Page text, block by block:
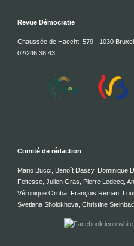
Revue Démocratie
Chaussée de Haecht, 579 - 1030
02/246.38.43
Comité de rédaction
Mario Bucci, Benoît Dassy, Dominique
Feltesse, Julien Gras, Pierre Ledecq,
Véronique Oruba, François Reman,
Svetlana Sholokhova, Christine